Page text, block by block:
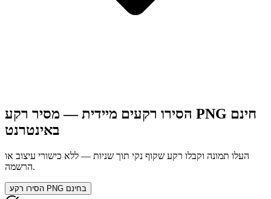
הסירו רקעים מיידית — מסיר רקע PNG חינם
באינטרנט
העלו תמונה וקבלו רקע שקוף נקי תוך שניות — ללא כישורי עיצוב או
הרשמה.
הסירו רקע PNG בחינם